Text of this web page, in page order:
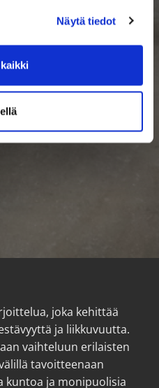
Näytä tiedot
joka kehittää
ja liikkuvuutta.
vaihteluun erilaisten
tavoitteenaan
kuntoa ja monipuolisia